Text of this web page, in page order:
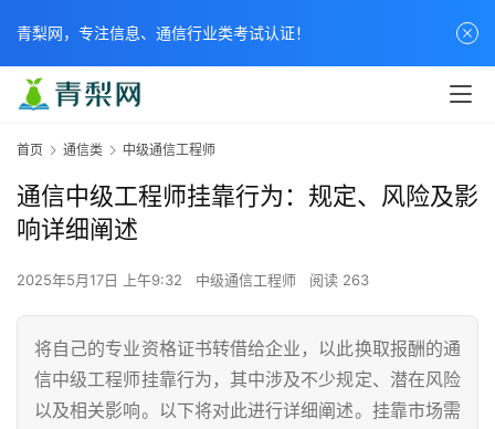
首页 通信类 中级通信工程师
通信中级工程师挂靠行为：规定、风险及影
响详细阐述
2025年5月17日 上午9:32 中级通信工程师 阅读 263
将自己的专业资格证书转借给企业，以此换取报酬的通
信中级工程师挂靠行为，其中涉及不少规定、潜在风险
以及相关影响。以下将对此进行详细阐述。挂靠市场需
青梨网，专注信息、通信行业类考试认证！